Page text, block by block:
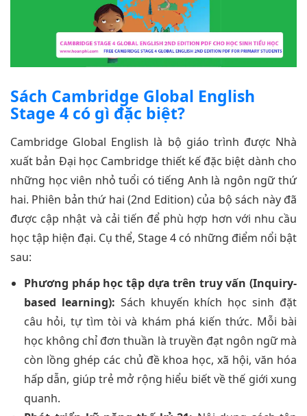
Sách Cambridge Global English
Stage 4 có gì đặc biệt?
Cambridge Global English là bộ giáo trình được Nhà
xuất bản Đại học Cambridge thiết kế đặc biệt dành cho
những học viên nhỏ tuổi có tiếng Anh là ngôn ngữ thứ
hai. Phiên bản thứ hai (2nd Edition) của bộ sách này đã
được cập nhật và cải tiến để phù hợp hơn với nhu cầu
học tập hiện đại. Cụ thể, Stage 4 có những điểm nổi bật
sau:
Phương pháp học tập dựa trên truy vấn (Inquiry-
based learning): Sách khuyến khích học sinh đặt
câu hỏi, tự tìm tòi và khám phá kiến thức. Mỗi bài
học không chỉ đơn thuần là truyền đạt ngôn ngữ mà
còn lồng ghép các chủ đề khoa học, xã hội, văn hóa
hấp dẫn, giúp trẻ mở rộng hiểu biết về thế giới xung
quanh.